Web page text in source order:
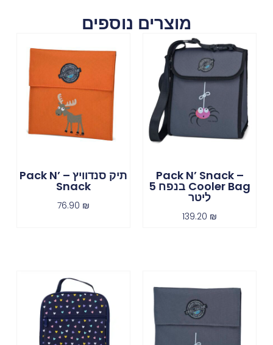
מוצרים נוספים
Pack N’ Snack –
Cooler Bag בנפח 5
ליטר
139.20 ₪
תיק סנדוויץ – Pack N’
Snack
76.90 ₪